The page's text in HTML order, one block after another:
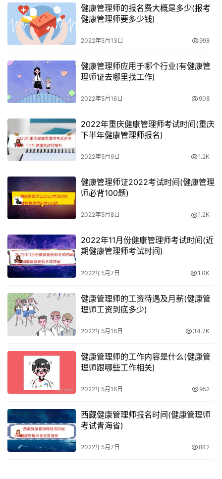
3、当下高端消费人群更有健康的需求，一个懂营养学的保
姆，在市场上会更加有竞争力；
4、很多健康类相关相关的服务业，越来越需要健康、营养
健康管理师的报名费大概是多少(报考
健康管理师要多少钱)
2022年5月13日 998
健康管理师应用于哪个行业(有健康管
理师证去哪里找工作)
2022年5月16日 908
2022年重庆健康管理师考试时间(重庆
下半年健康管理师报名)
2022年5月9日 1.2K
健康管理师证2022考试时间(健康管理
师必背100题)
2022年5月8日 1.2K
2022年11月份健康管理师考试时间(近
期健康管理师考试时间)
2022年5月7日 1.0K
健康管理师的工资待遇及月薪(健康管
理师工资到底多少)
2022年5月16日 34.7K
健康管理师的工作内容是什么(健康管
理师跟哪些工作相关)
2022年5月16日 952
西藏健康管理师报名时间(健康管理师
考试青海省)
2022年5月7日 842